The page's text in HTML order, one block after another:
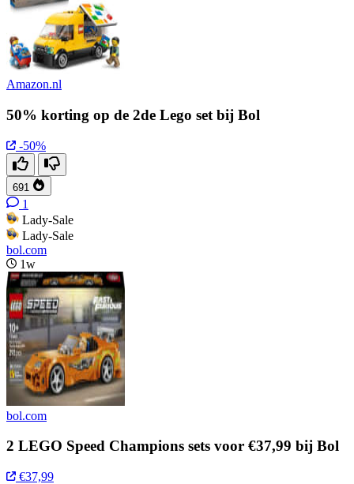
Amazon.nl
50% korting op de 2de Lego set bij Bol
-50%
691
1
Lady-Sale
Lady-Sale
bol.com
1w
bol.com
2 LEGO Speed Champions sets voor €37,99 bij Bol
€37,99